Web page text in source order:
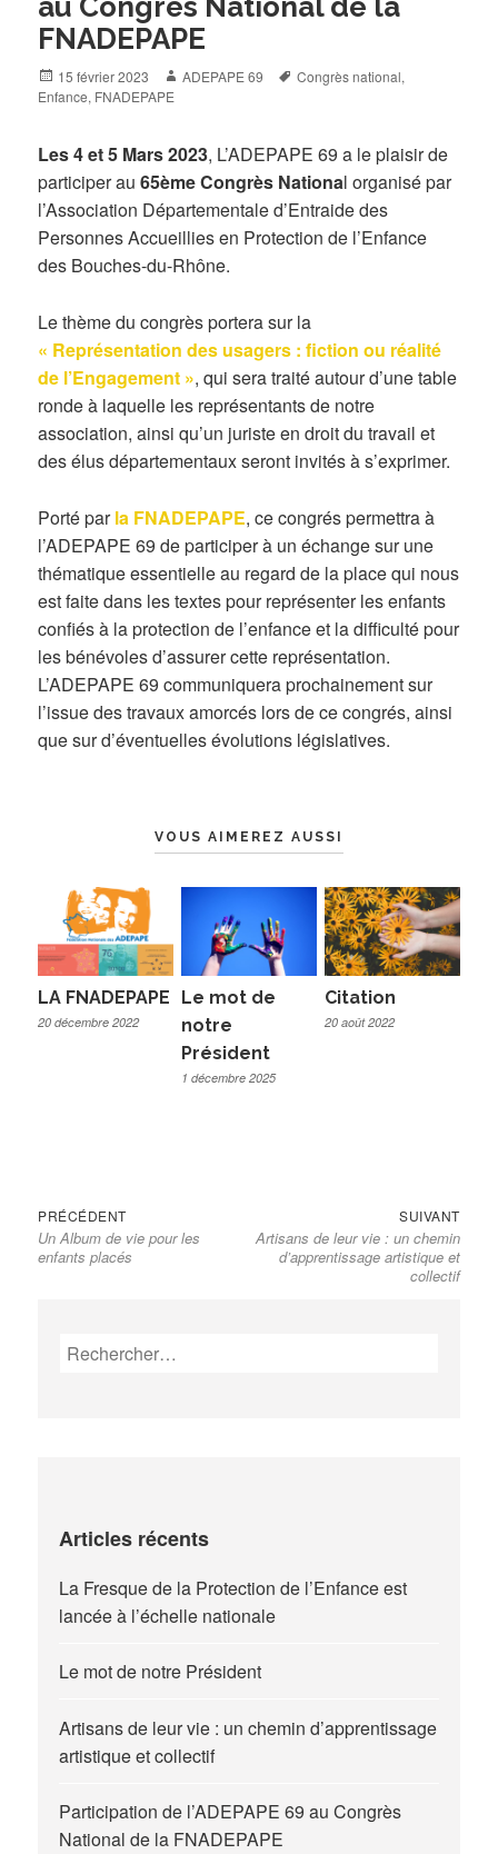
au Congrès National de la
FNADEPAPE
Posted
on
15 février 2023 Author
ADEPAPE 69 Tags
Congrès national,
Enfance, FNADEPAPE
Les 4 et 5 Mars 2023, L’ADEPAPE 69 a le plaisir de
participer au65ème Congrès National organisé par
l’Association Départementale d’Entraide des
Personnes Accueillies en Protection de l’Enfance
des Bouches-du-Rhône.
Le thème du congrès portera sur la
« Représentation des usagers : fiction ou réalité
de l’Engagement », qui sera traité autour d’une table
ronde à laquelle les représentants de notre
association, ainsi qu’un juriste en droit du travail et
des élus départementaux seront invités à s’exprimer.
Porté parla FNADEPAPE, ce congrés permettra à
l’ADEPAPE 69 de participer à un échange sur une
thématique essentielle au regard de la place qui nous
est faite dans les textes pour représenter les enfants
confiés à la protection de l’enfance et la difficulté pour
les bénévoles d’assurer cette représentation.
L’ADEPAPE 69 communiquera prochainement sur
l’issue des travaux amorcés lors de ce congrés, ainsi
que sur d’éventuelles évolutions législatives.
VOUS AIMEREZ AUSSI
LA FNADEPAPE
20 décembre 2022
Le mot de
notre
Président
1 décembre 2025
Citation
20 août 2022
Navigation
de
l’article
PRÉCÉDENTPrevious
post:
Un Album de vie pour les
enfants placés
SUIVANTNext
post:
Artisans de leur vie : un chemin
d’apprentissage artistique et
collectif
Rechercher :
Articles récents
La Fresque de la Protection de l’Enfance est
lancée à l’échelle nationale
Le mot de notre Président
Artisans de leur vie : un chemin d’apprentissage
artistique et collectif
Participation de l’ADEPAPE 69 au Congrès
National de la FNADEPAPE